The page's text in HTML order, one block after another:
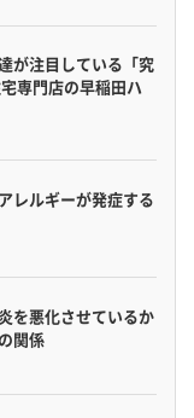
が注目している「究
専門店の早稲田ハ
レルギーが発症する
を悪化させているか
関係